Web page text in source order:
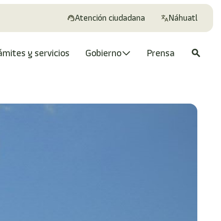
Atención ciudadana Náhuatl
y servicios Gobierno Prensa search